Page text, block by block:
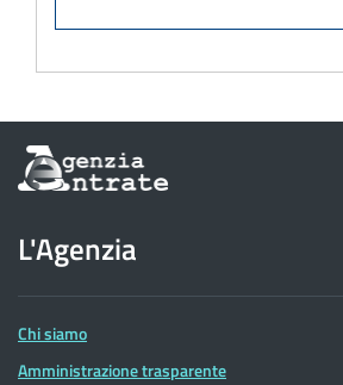
Informazioni
sul
dell'Agenzia
delle
Entrate
L'Agenzia
Chi siamo
Amministrazione trasparente